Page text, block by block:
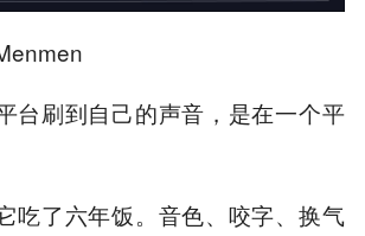
台刷到自己的声音，是在一个平
吃了六年饭。音色、咬字、换气